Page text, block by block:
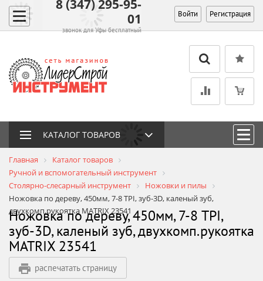
8 (347) 295-95-
01
звонок для Уфы бесплатный
Войти Регистрация
КАТАЛОГ ТОВАРОВ
Главная
Каталог товаров
Ручной и вспомогательный инструмент
Столярно-слесарный инструмент
Ножовки и пилы
Ножовка по дереву, 450мм, 7-8 TPI, зуб-3D, каленый зуб,
двухкомп.рукоятка MATRIX 23541
Ножовка по дереву, 450мм, 7-8 TPI,
зуб-3D, каленый зуб, двухкомп.рукоятка
MATRIX 23541
распечатать страницу